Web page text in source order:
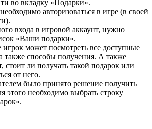
во вкладку «Подарки».
авторизоваться в игре (в своей
входа в игровой аккаунт, нужно
«Ваши подарки».
игрок может посмотреть все доступные
также способы получения. А также
стоит ли получать такой подарок или
от него.
было принято решение получить
этого необходимо выбрать строку